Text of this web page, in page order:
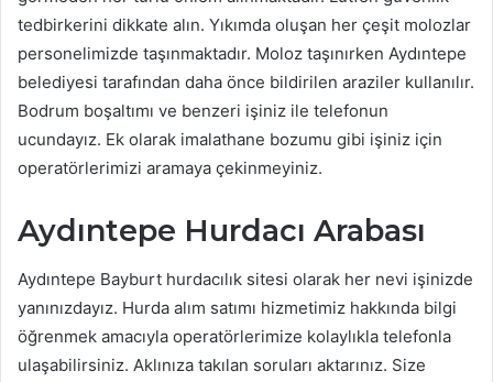
tedbirkerini dikkate alın. Yıkımda oluşan her çeşit molozlar
personelimizde taşınmaktadır. Moloz taşınırken Aydıntepe
belediyesi tarafından daha önce bildirilen araziler kullanılır.
Bodrum boşaltımı ve benzeri işiniz ile telefonun
ucundayız. Ek olarak imalathane bozumu gibi işiniz için
operatörlerimizi aramaya çekinmeyiniz.
Aydıntepe Hurdacı Arabası
Aydıntepe Bayburt hurdacılık sitesi olarak her nevi işinizde
yanınızdayız. Hurda alım satımı hizmetimiz hakkında bilgi
öğrenmek amacıyla operatörlerimize kolaylıkla telefonla
ulaşabilirsiniz. Aklınıza takılan soruları aktarınız. Size